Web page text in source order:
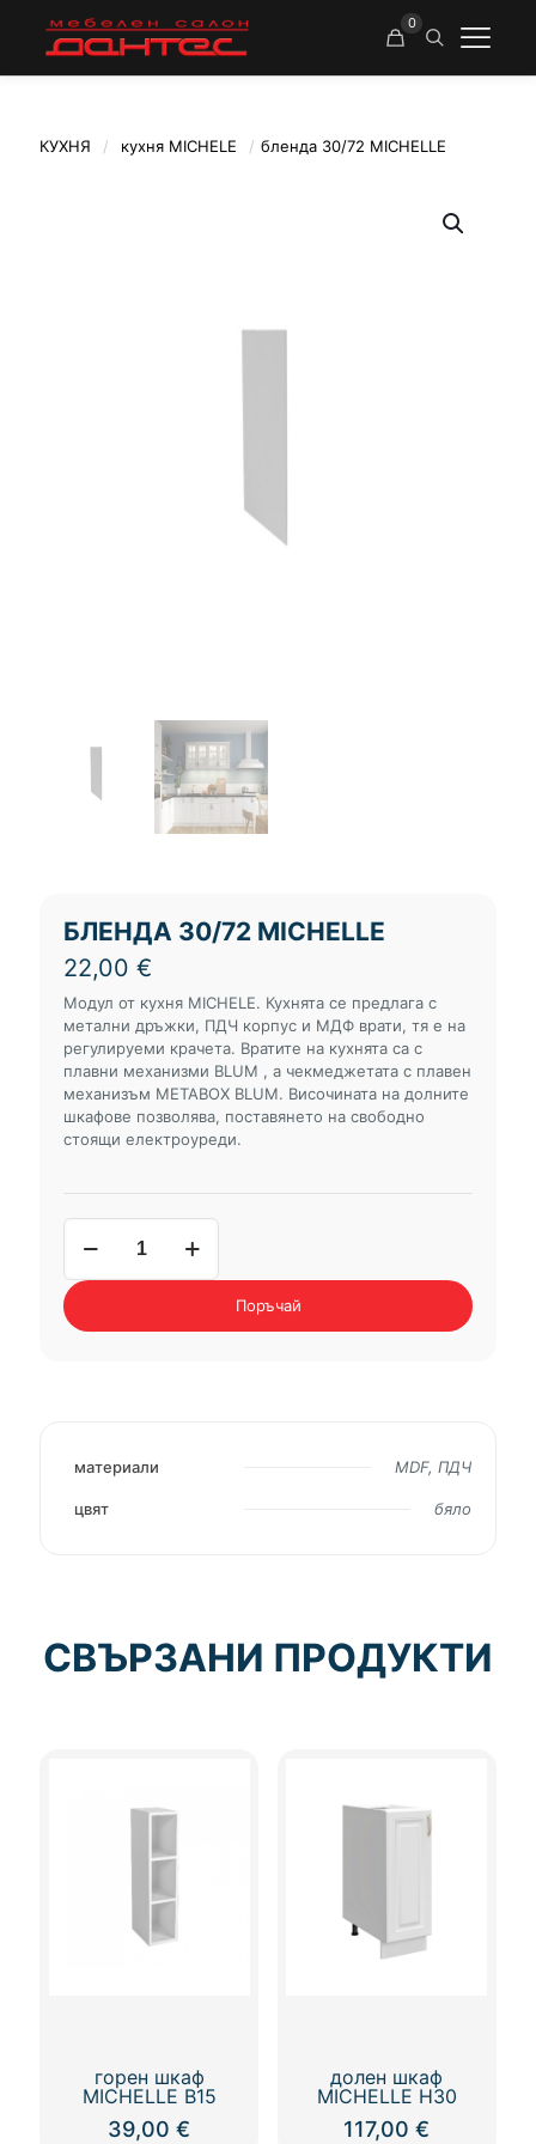
0
КУХНЯ / кухня MICHELE / бленда 30/72 MICHELLE
БЛЕНДА 30/72 MICHELLE
22,00 €
Модул от кухня MICHELE. Кухнята се предлага с
метални дръжки, ПДЧ корпус и МДФ врати, тя е на
регулируеми крачета. Вратите на кухнята са с
плавни механизми BLUM , а чекмеджетата с плавен
механизъм METABOX BLUM. Височината на долните
шкафове позволява, поставянето на свободно
стоящи електроуреди.
30/72
MICHELLE
Поръчай
материали MDF, ПДЧ
цвят бяло
СВЪРЗАНИ ПРОДУКТИ
горен шкаф
MICHELLE В15
39,00€
долен шкаф
MICHELLE Н30
117,00€